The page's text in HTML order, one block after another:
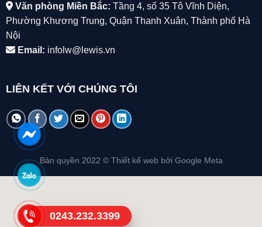
Văn phòng Miền Bắc: Tầng 4, số 35 Tô Vĩnh Diện,
Phường Khương Trung, Quận Thanh Xuân, Thành phố Hà
Nội
Email: infolw@lewis.vn
LIÊN KẾT VỚI CHÚNG TÔI
Bản quyền 2022 © Thiết kế web bởi Google Meta
0243.232.3399